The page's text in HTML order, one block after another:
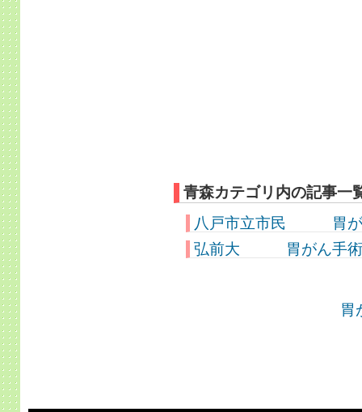
青森カテゴリ内の記事一
八戸市立市民 胃が
弘前大 胃がん手
胃